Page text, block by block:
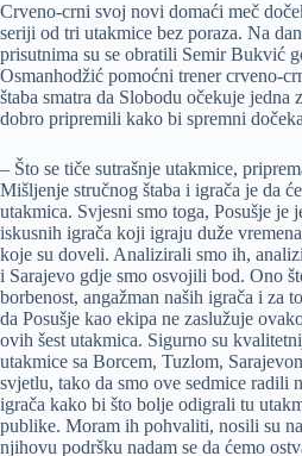
Crveno-crni svoj novi domaći meč
seriji od tri utakmice bez poraza. Na
prisutnima su se obratili Semir Bukvić
Osmanhodžić pomoćni trener crveno-
štaba smatra da Slobodu očekuje jedna
dobro pripremili kako bi spremni
– Što se tiče sutrašnje utakmice,
Mišljenje stručnog štaba i igrača je da
utakmica. Svjesni smo toga, Posušje je
iskusnih igrača koji igraju duže
koje su doveli. Analizirali smo ih,
i Sarajevo gdje smo osvojili bod. Ono
borbenost, angažman naših igrača i za
da Posušje kao ekipa ne zaslužuje
ovih šest utakmica. Sigurno su
utakmice sa Borcem, Tuzlom,
svjetlu, tako da smo ove sedmice radili
igrača kako bi što bolje odigrali tu
publike. Moram ih pohvaliti, nosili su
njihovu podršku nadam se da ćemo